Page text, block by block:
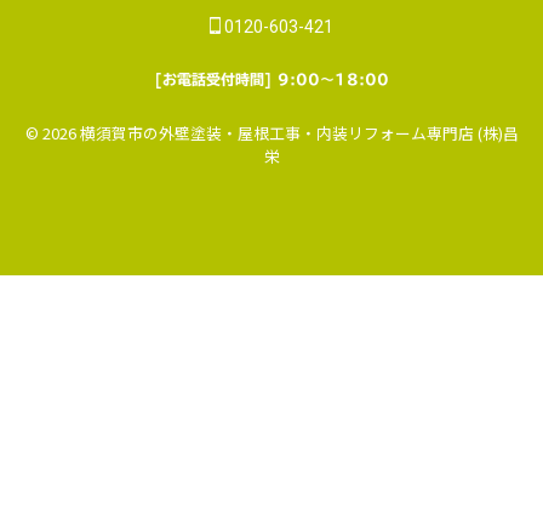
0120-603-421
[お電話受付時間] 9:00～18:00
© 2026 横須賀市の外壁塗装・屋根工事・内装リフォーム専門店 (株)昌
栄